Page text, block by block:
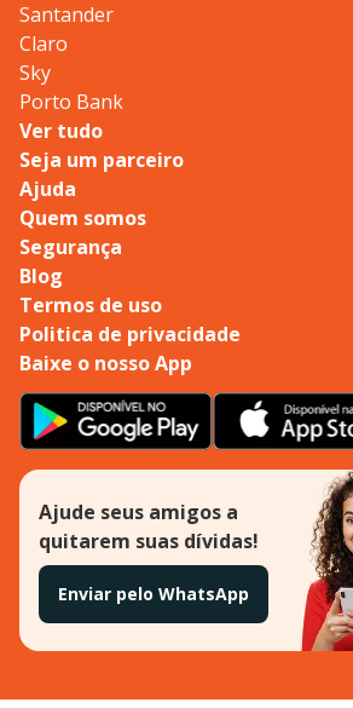
Santander
Claro
Sky
Porto Bank
Ver tudo
Seja um parceiro
Ajuda
Quem somos
Segurança
Blog
Termos de uso
Politica de privacidade
Baixe o nosso App
Ajude seus amigos a
quitarem suas dívidas!
Enviar pelo WhatsApp